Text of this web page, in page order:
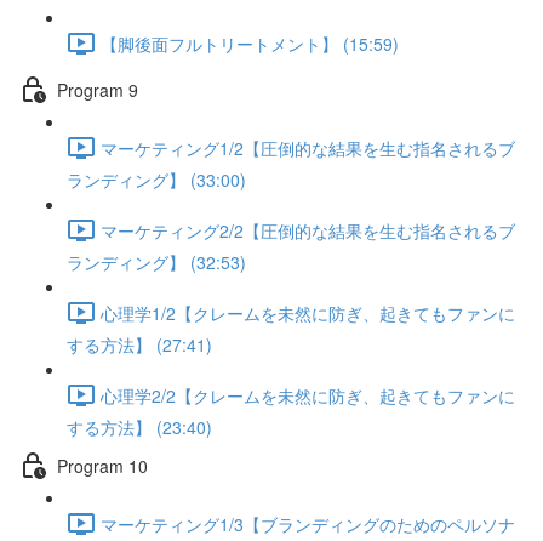
【脚後面フルトリートメント】 (15:59)
Program 9
マーケティング1/2【圧倒的な結果を生む指名されるブ
ランディング】 (33:00)
マーケティング2/2【圧倒的な結果を生む指名されるブ
ランディング】 (32:53)
心理学1/2【クレームを未然に防ぎ、起きてもファンに
する方法】 (27:41)
心理学2/2【クレームを未然に防ぎ、起きてもファンに
する方法】 (23:40)
Program 10
マーケティング1/3【ブランディングのためのペルソナ